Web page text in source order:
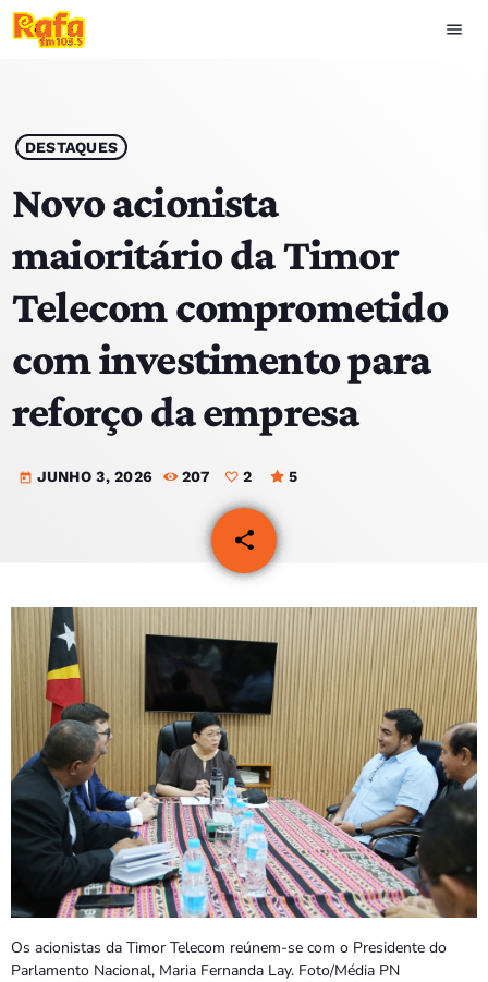
menu
play_arrow OUVIR RAFA
HOME
NOTÍCIAS
EQUIPA
TOP 15
PODCASTS
EVENTOS
CONTACTOS
PORTUGUÊS keyboard_arrow_down
TÉTUM
PORTUGUÊS
PRÓXIMOS PROGRAMAS
DESTAQUES
Novo acionista
maioritário da Timor
Telecom comprometido
com investimento para
reforço da empresa
today JUNHO 3, 2026 207 2 5
share
email
Os acionistas da Timor Telecom reúnem-se com o Presidente do
Parlamento Nacional, Maria Fernanda Lay. Foto/Média PN